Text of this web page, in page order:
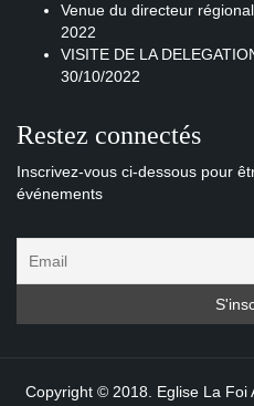
Venue du directeur
2022
VISITE DE LA
30/10/2022
Restez connectés
Inscrivez-vous ci-dessous pour
événements
Copyright © 2018. Eglise La Foi